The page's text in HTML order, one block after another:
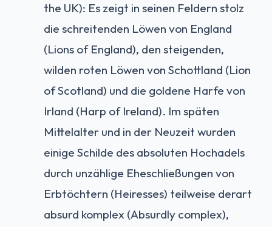
the UK): Es zeigt in seinen Feldern stolz
die schreitenden Löwen von England
(Lions of England), den steigenden,
wilden roten Löwen von Schottland (Lion
of Scotland) und die goldene Harfe von
Irland (Harp of Ireland). Im späten
Mittelalter und in der Neuzeit wurden
einige Schilde des absoluten Hochadels
durch unzählige Eheschließungen von
Erbtöchtern (Heiresses) teilweise derart
absurd komplex (Absurdly complex),